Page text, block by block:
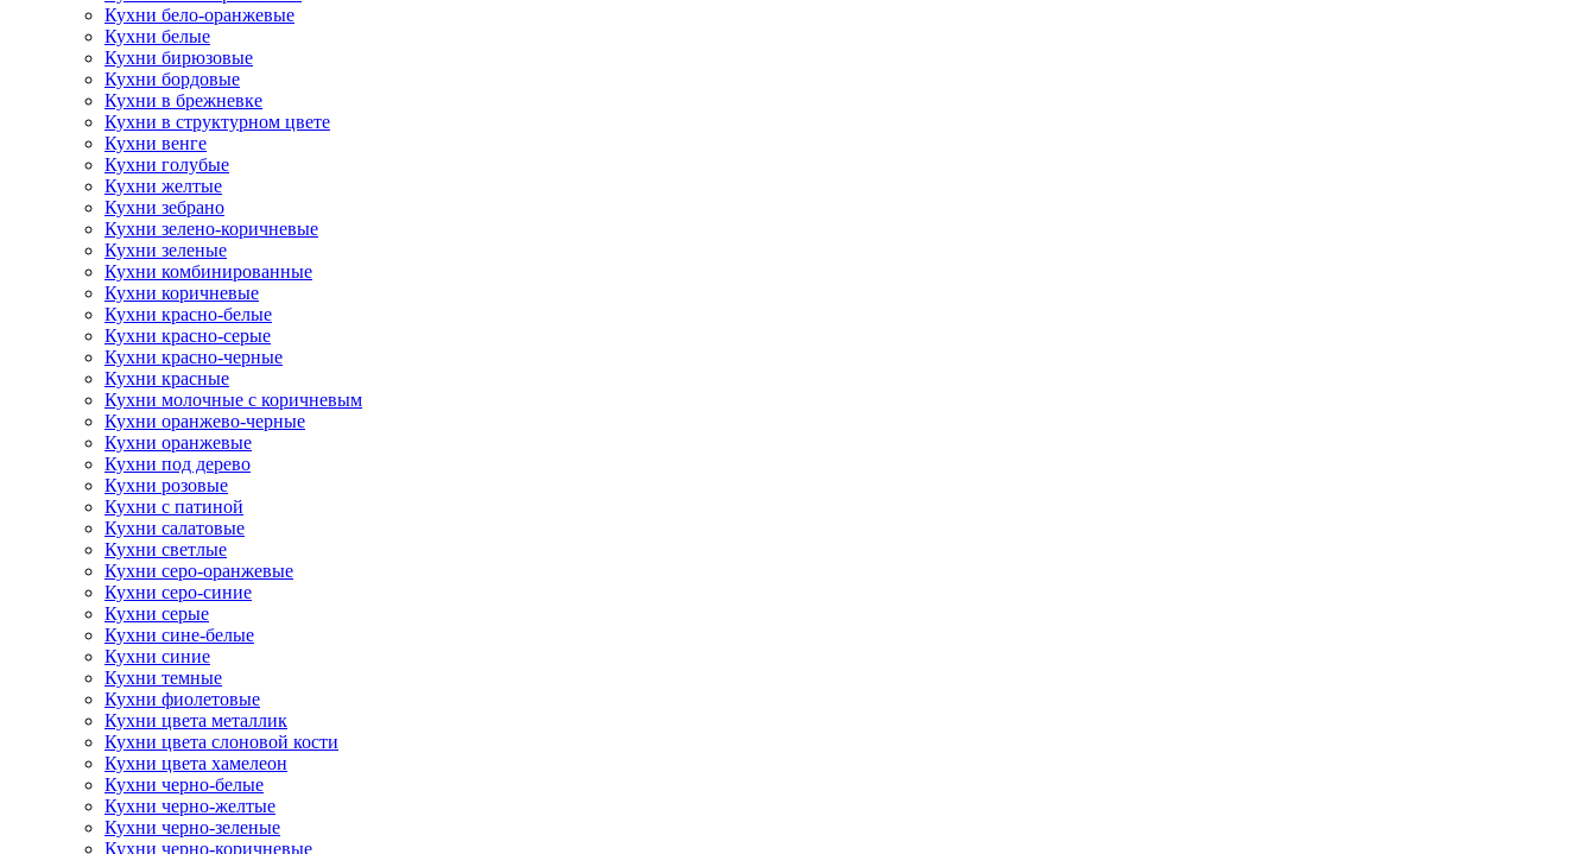
Кухни бело-оранжевые
Кухни белые
Кухни бирюзовые
Кухни бордовые
Кухни в брежневке
Кухни в структурном цвете
Кухни венге
Кухни голубые
Кухни желтые
Кухни зебрано
Кухни зелено-коричневые
Кухни зеленые
Кухни комбинированные
Кухни коричневые
Кухни красно-белые
Кухни красно-серые
Кухни красно-черные
Кухни красные
Кухни молочные с коричневым
Кухни оранжево-черные
Кухни оранжевые
Кухни под дерево
Кухни розовые
Кухни с патиной
Кухни салатовые
Кухни светлые
Кухни серо-оранжевые
Кухни серо-синие
Кухни серые
Кухни сине-белые
Кухни синие
Кухни темные
Кухни фиолетовые
Кухни цвета металлик
Кухни цвета слоновой кости
Кухни цвета хамелеон
Кухни черно-белые
Кухни черно-желтые
Кухни черно-зеленые
Кухни черно-коричневые